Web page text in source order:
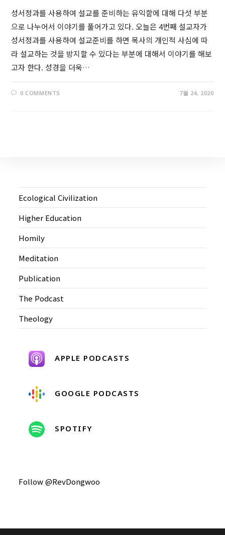
성서정과를 사용하여 설교를 준비하는 유익함에 대해 다섯 부분
으로 나누어서 이야기를 풀어가고 있다. 오늘은 4번째 설교자가
성서정과를 사용하여 설교준비를 하면 목사의 개인적 사심에 따
라 설교하는 것을 방지할 수 있다는 부분에 대해서 이야기를 해보
고자 한다. 성경을 더욱…
0 COMMENTS 7월 24, 2020
Ecological Civilization
Higher Education
Homily
Meditation
Publication
The Podcast
Theology
APPLE PODCASTS
GOOGLE PODCASTS
SPOTIFY
Follow @RevDongwoo